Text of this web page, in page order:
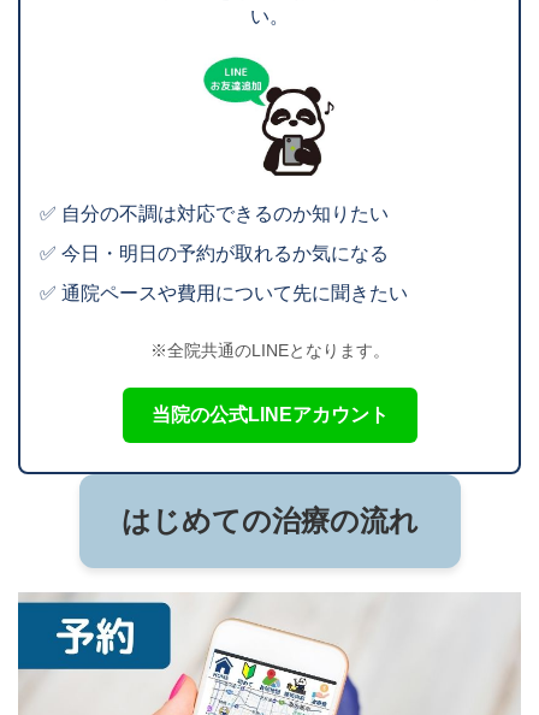
い。
✅ 自分の不調は対応できるのか知りたい
✅ 今日・明日の予約が取れるか気になる
✅ 通院ペースや費用について先に聞きたい
※全院共通のLINEとなります。
当院の公式LINEアカウント
はじめての治療の流れ